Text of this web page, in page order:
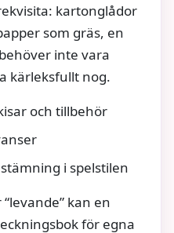
kartonglådor
som gräs, en
inte vara
kärleksfullt nog.
och tillbehör
i spelstilen
kan en
för egna